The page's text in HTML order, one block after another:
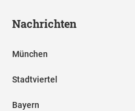
Nachrichten
München
Stadtviertel
Bayern